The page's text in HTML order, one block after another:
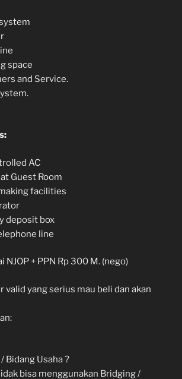
space
and Service.
AC
Guest Room
facilities
deposit box
line
NJOP + PPN Rp 300 M. (nego)
valid yang serius mau beli dan akan
Bidang Usaha ?
bisa menggunakan Bridging /